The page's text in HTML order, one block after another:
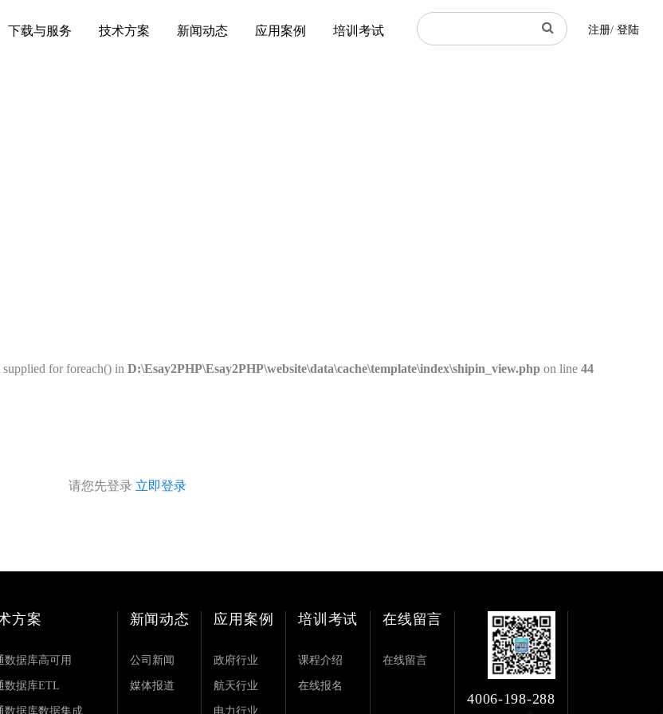
下载与服务 技术方案 新闻动态 应用案例 培训考试 注册/ 登陆
for foreach() in D:\Esay2PHP\Esay2PHP\website\data\cache\template\index\shipin_view.php on line 44
请您先登录 立即登录
方案
数据库高可用
数据库ETL
数据库数据集成
新闻动态
公司新闻
媒体报道
应用案例
政府行业
航天行业
电力行业
培训考试
课程介绍
在线报名
在线留言
在线留言
4006-198-288